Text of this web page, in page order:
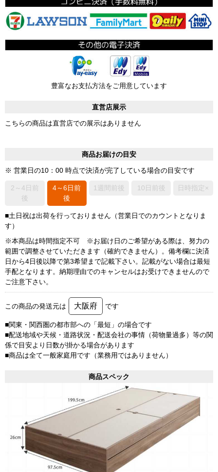
豊富なお支払方法をご用意しています
直営店展示
こちらの商品は直営店での展示はありません
商品お届けの目安
※ 営業日の10：00 時点で決済が完了している場合の目安です
2～4日前
後
4～6日前
後
1週間前後 10日前後 日時指定×
■土日祝は出荷を行っておりません（営業日でのカウントとなりま
す）
※本商品は時間指定不可 ※お届け日のご希望がある際は、努力の
範囲で調整させていただきます（確約できません）。備考欄に決済
日から4日後以降で第3希望まで記載下さい。記載がない場合は最短
手配となります。納期理由でのキャンセルはお受けできませんので
ご注意下さい。
この商品の発送元は 大阪府 です
■関東・関西圏の都市部への「最短」の場合です
■配送地域や天候・道路状況・配送会社の事情（荷物量過多）等の関
係で目安より日数が掛かる場合があります
■商品は全て一般家庭用です（業務用ではありません）
商品スペック